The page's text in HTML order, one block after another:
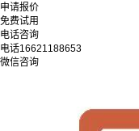
申请报价
免费试用
电话咨询
电话16621188653
微信咨询